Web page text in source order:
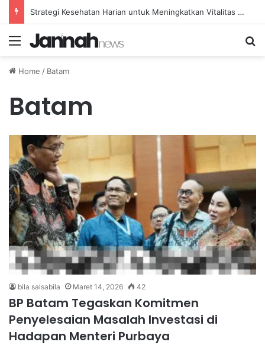
Strategi Kesehatan Harian untuk Meningkatkan Vitalitas dan Mengatasi Kelelahan Sehari-hari
Menu
Home / Batam
Batam
bila salsabila Maret 14, 2026 42
BP Batam Tegaskan Komitmen
Penyelesaian Masalah Investasi di
Hadapan Menteri Purbaya